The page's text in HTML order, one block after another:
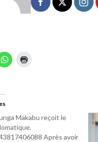
Makabu reçoit le
Après avoir